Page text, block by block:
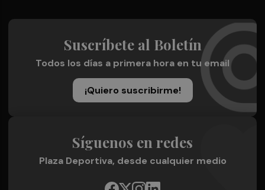
Suscríbete al Boletín
Todos los días a primera hora en tu email
¡Quiero suscribirme!
Síguenos en redes
Plaza Deportiva, desde cualquier medio